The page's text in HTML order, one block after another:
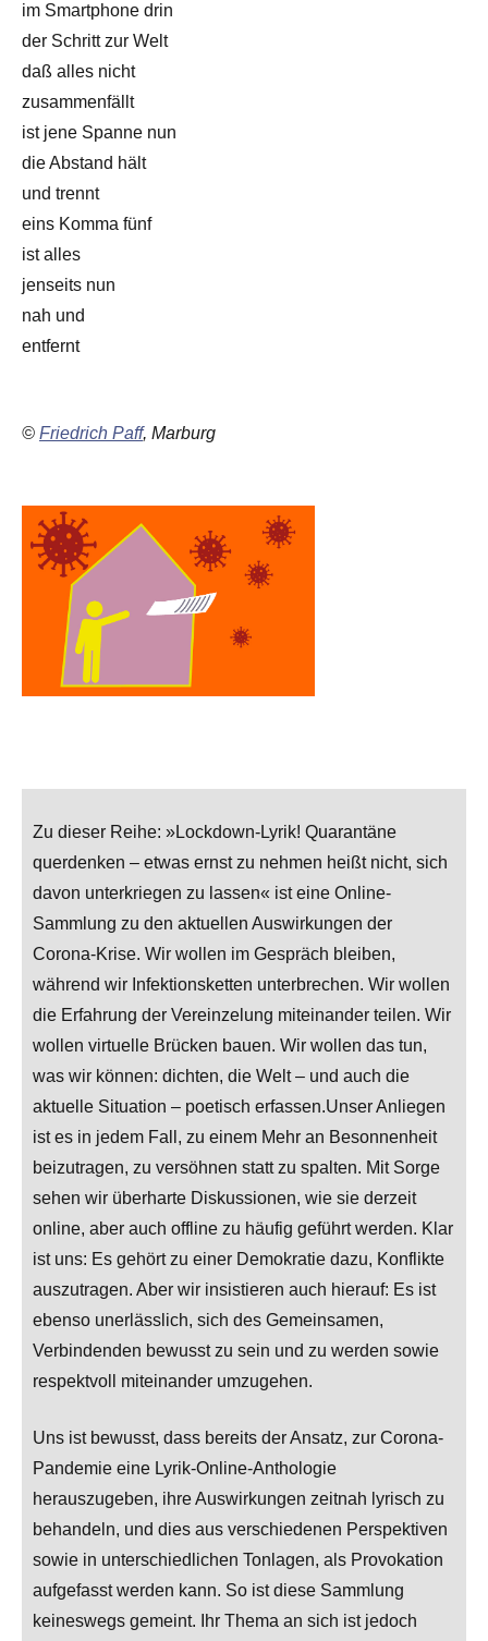
im Smartphone drin
der Schritt zur Welt
daß alles nicht
zusammenfällt
ist jene Spanne nun
die Abstand hält
und trennt
eins Komma fünf
ist alles
jenseits nun
nah und
entfernt
© Friedrich Paff, Marburg
Zu dieser Reihe: »Lockdown-Lyrik! Quarantäne
querdenken – etwas ernst zu nehmen heißt nicht, sich
davon unterkriegen zu lassen« ist eine Online-
Sammlung zu den aktuellen Auswirkungen der
Corona-Krise. Wir wollen im Gespräch bleiben,
während wir Infektionsketten unterbrechen. Wir wollen
die Erfahrung der Vereinzelung miteinander teilen. Wir
wollen virtuelle Brücken bauen. Wir wollen das tun,
was wir können: dichten, die Welt – und auch die
aktuelle Situation – poetisch erfassen.Unser Anliegen
ist es in jedem Fall, zu einem Mehr an Besonnenheit
beizutragen, zu versöhnen statt zu spalten. Mit Sorge
sehen wir überharte Diskussionen, wie sie derzeit
online, aber auch offline zu häufig geführt werden. Klar
ist uns: Es gehört zu einer Demokratie dazu, Konflikte
auszutragen. Aber wir insistieren auch hierauf: Es ist
ebenso unerlässlich, sich des Gemeinsamen,
Verbindenden bewusst zu sein und zu werden sowie
respektvoll miteinander umzugehen.
Uns ist bewusst, dass bereits der Ansatz, zur Corona-
Pandemie eine Lyrik-Online-Anthologie
herauszugeben, ihre Auswirkungen zeitnah lyrisch zu
behandeln, und dies aus verschiedenen Perspektiven
sowie in unterschiedlichen Tonlagen, als Provokation
aufgefasst werden kann. So ist diese Sammlung
keineswegs gemeint. Ihr Thema an sich ist jedoch